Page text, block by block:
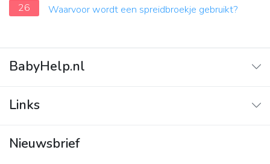
26
Waarvoor wordt een spreidbroekje gebruikt?
BabyHelp.nl
Vraag & Antwoord
Links
Contact
Nieuwsbrief